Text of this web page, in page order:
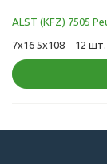
ALST (KFZ) 7505
7x16 5x108 12 шт.